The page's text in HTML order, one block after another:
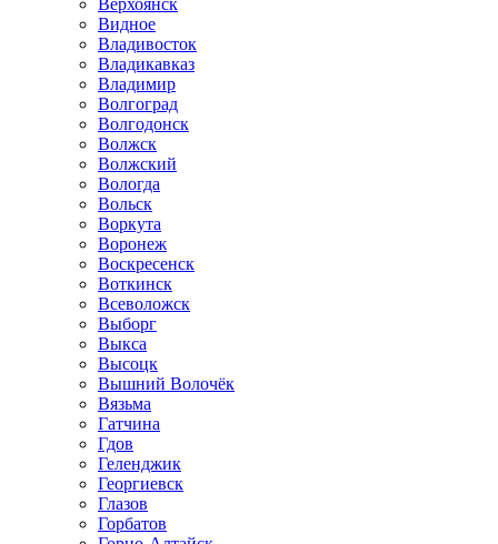
Верхоянск
Видное
Владивосток
Владикавказ
Владимир
Волгоград
Волгодонск
Волжск
Волжский
Вологда
Вольск
Воркута
Воронеж
Воскресенск
Воткинск
Всеволожск
Выборг
Выкса
Высоцк
Вышний Волочёк
Вязьма
Гатчина
Гдов
Геленджик
Георгиевск
Глазов
Горбатов